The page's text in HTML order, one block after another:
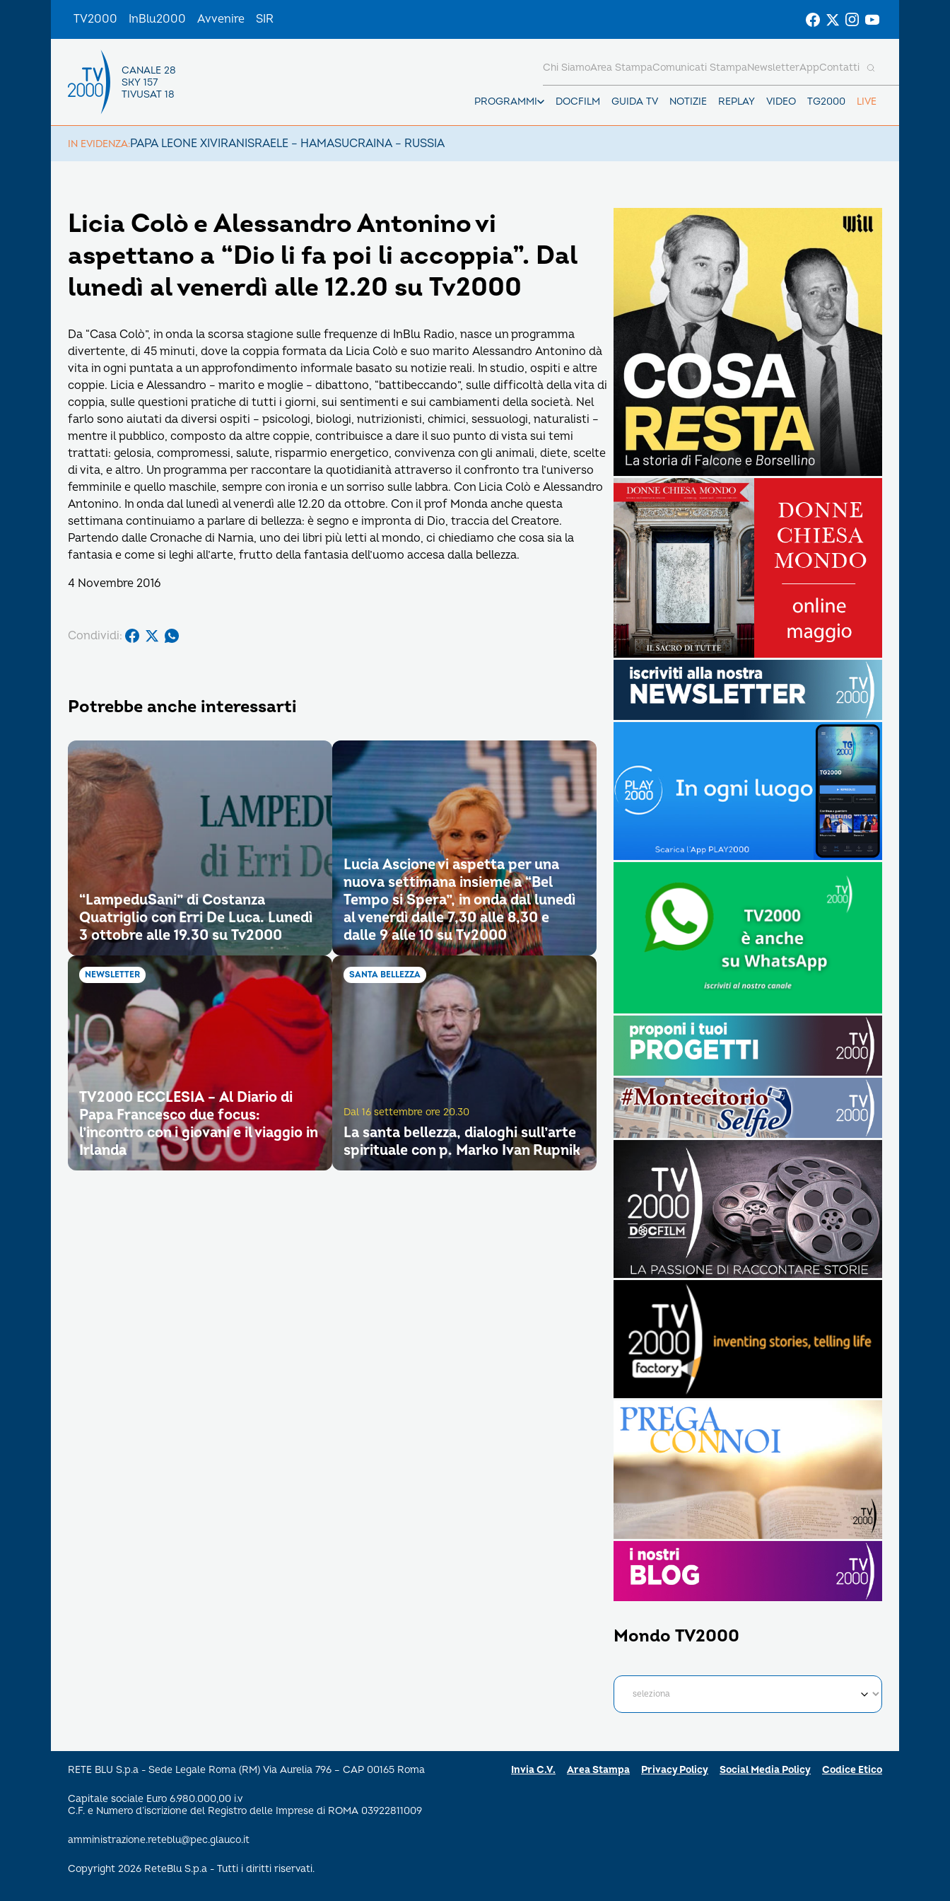
TV2000 InBlu2000 Avvenire SIR
CANALE 28
SKY 157
TIVUSAT 18
PROGRAMMI DOCFILM GUIDA TV NOTIZIE REPLAY VIDEO TG2000 LIVE
Chi SiamoArea StampaComunicati StampaNewsletterAppContatti
IN EVIDENZA:PAPA LEONE XIVIRANISRAELE – HAMASUCRAINA – RUSSIA
Licia Colò e Alessandro Antonino vi
aspettano a “Dio li fa poi li accoppia”. Dal
lunedì al venerdì alle 12.20 su Tv2000
Da “Casa Colò”, in onda la scorsa stagione sulle frequenze di InBlu Radio, nasce un programma
divertente, di 45 minuti, dove la coppia formata da Licia Colò e suo marito Alessandro Antonino dà
vita in ogni puntata a un approfondimento informale basato su notizie reali. In studio, ospiti e altre
coppie. Licia e Alessandro – marito e moglie – dibattono, “battibeccando”, sulle difficoltà della vita di
coppia, sulle questioni pratiche di tutti i giorni, sui sentimenti e sui cambiamenti della società. Nel
farlo sono aiutati da diversi ospiti – psicologi, biologi, nutrizionisti, chimici, sessuologi, naturalisti –
mentre il pubblico, composto da altre coppie, contribuisce a dare il suo punto di vista sui temi
trattati: gelosia, compromessi, salute, risparmio energetico, convivenza con gli animali, diete, scelte
di vita, e altro. Un programma per raccontare la quotidianità attraverso il confronto tra l’universo
femminile e quello maschile, sempre con ironia e un sorriso sulle labbra. Con Licia Colò e Alessandro
Antonino. In onda dal lunedì al venerdì alle 12.20 da ottobre. Con il prof Monda anche questa
settimana continuiamo a parlare di bellezza: è segno e impronta di Dio, traccia del Creatore.
Partendo dalle Cronache di Narnia, uno dei libri più letti al mondo, ci chiediamo che cosa sia la
fantasia e come si leghi all’arte, frutto della fantasia dell’uomo accesa dalla bellezza.
4 Novembre 2016
Condividi:
Potrebbe anche interessarti
“LampeduSani” di Costanza
Quatriglio con Erri De Luca. Lunedì
3 ottobre alle 19.30 su Tv2000
Lucia Ascione vi aspetta per una
nuova settimana insieme a “Bel
Tempo si Spera”, in onda dal lunedì
al venerdì dalle 7,30 alle 8,30 e
dalle 9 alle 10 su Tv2000
NEWSLETTER
TV2000 ECCLESIA – Al Diario di
Papa Francesco due focus:
l’incontro con i giovani e il viaggio in
Irlanda
SANTA BELLEZZA
Dal 16 settembre ore 20.30
La santa bellezza, dialoghi sull’arte
spirituale con p. Marko Ivan Rupnik
Mondo TV2000
RETE BLU S.p.a - Sede Legale Roma (RM) Via Aurelia 796 – CAP 00165 Roma
Capitale sociale Euro 6.980.000,00 i.v
C.F. e Numero d’iscrizione del Registro delle Imprese di ROMA 03922811009
amministrazione.reteblu@pec.glauco.it
Copyright 2026 ReteBlu S.p.a - Tutti i diritti riservati.
Invia C.V. Area Stampa Privacy Policy Social Media Policy Codice Etico